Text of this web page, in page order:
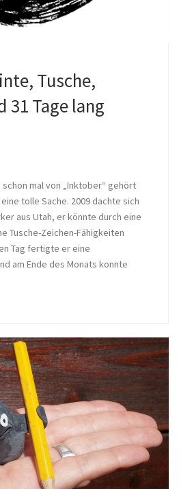
Tusche,
31 Tage lang
schon mal von „Inktober“ gehört
tolle Sache. 2009 dachte sich
aus Utah, er könnte durch eine
Tusche-Zeichen-Fähigkeiten
Tag fertigte er eine
am Ende des Monats konnte